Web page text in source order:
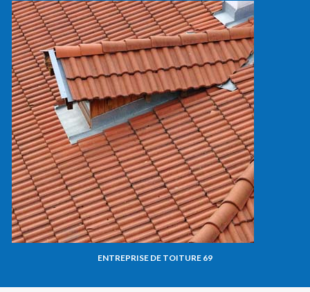
ENTREPRISE DE TOITURE 69